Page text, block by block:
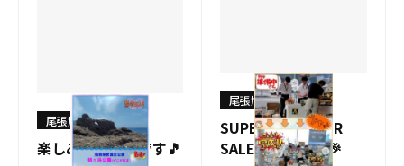
楽しみなご案内です🎵
尾張旭店
SUPER SUMMER
SALE！！開催🎉🎉
尾張旭店